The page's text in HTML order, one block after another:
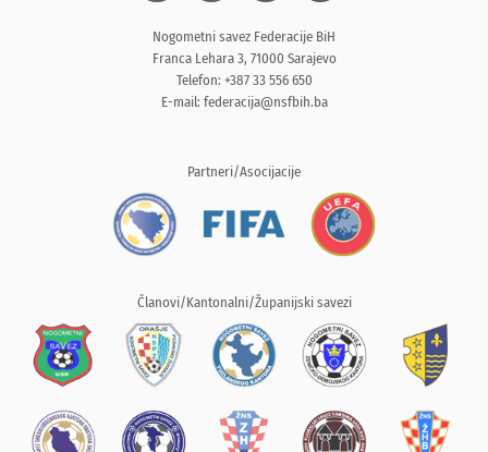
Nogometni savez Federacije BiH
Franca Lehara 3, 71000 Sarajevo
Telefon: +387 33 556 650
E-mail: federacija@nsfbih.ba
Partneri/Asocijacije
Članovi/Kantonalni/Županijski savezi